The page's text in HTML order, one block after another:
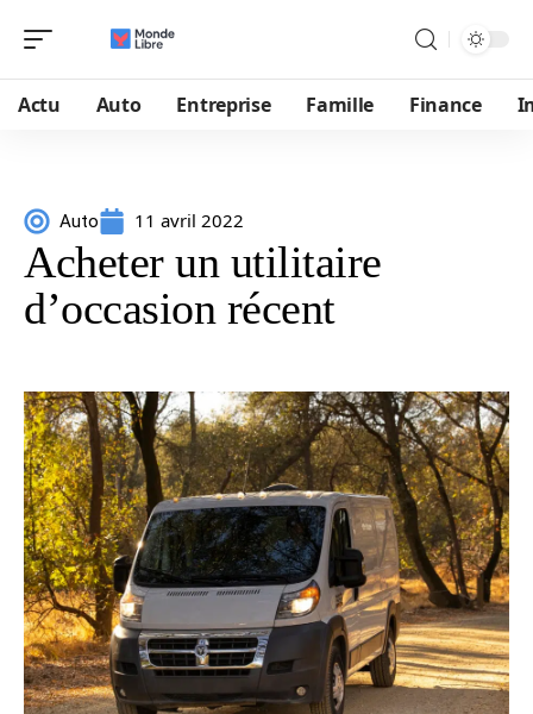
Actu Auto Entreprise Famille Finance
Auto 11 avril 2022
Acheter un utilitaire
d’occasion récent